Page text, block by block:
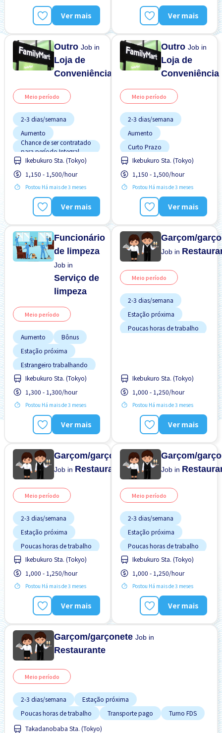
Ver mais
Sem experiência OKVer mais
OutroJob in
Loja de
Conveniência
Meio período
2-3 dias/semana
Aumento
Chance de ser contratado
para período Integral
Curto Prazo
Estação próxima
Estrangeiro trabalhando
FDS & FER desligado
Manual de Treinamento
Menos com o tempo
Ikebukuro Sta. (Tokyo)
1,150 - 1,500/hour
Postou Há mais de 3 meses
Ver mais
OutroJob in
Loja de
Conveniência
Meio período
2-3 dias/semana
Aumento
Curto Prazo
Estação próxima
Estrangeiro trabalhando
Manual de Treinamento
Menos com o tempo
Poucas horas de trabalho
Preferência por Homens
Ikebukuro Sta. (Tokyo)
1,150 - 1,500/hour
Postou Há mais de 3 meses
Ver mais
Funcionário
de limpeza
Job in
Serviço de
limpeza
Meio período
Aumento
Bônus
Estação próxima
Estrangeiro trabalhando
FDS & FER desligado
Menos com o tempo
Poucas horas de trabalho
Preferência por Homens
Preferência por Mulheres
Ikebukuro Sta. (Tokyo)
1,300 - 1,300/hour
Postou Há mais de 3 meses
Ver mais
Garçom/
Job in
Meio período
2-3 dias/semana
Estação próxima
Poucas horas de trabalho
Ikebukuro Sta. (Tokyo)
1,000 - 1,250/hour
Postou Há mais de 3 meses
Ver mais
Garçom/garçonete
Job in Restaurante
Meio período
2-3 dias/semana
Estação próxima
Poucas horas de trabalho
Transporte pago
Turno FDS
Ikebukuro Sta. (Tokyo)
1,000 - 1,250/hour
Postou Há mais de 3 meses
Ver mais
Garçom/
Job in
Meio período
2-3 dias/semana
Estação próxima
Poucas horas de trabalho
Transporte pago
Turno FDS
Ikebukuro Sta. (Tokyo)
1,000 - 1,250/hour
Postou Há mais de 3 meses
Ver mais
Garçom/garçoneteJob in
Restaurante
Meio período
2-3 dias/semana
Estação próxima
Poucas horas de trabalho
Transporte pago
Turno FDS
Takadanobaba Sta. (Tokyo)